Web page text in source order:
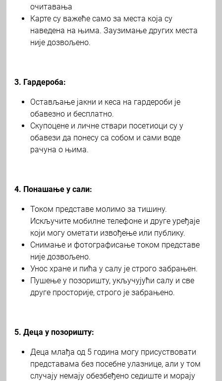
очитавања
Карте су важеће само за места која су
наведена на њима. Заузимање других места
није дозвољено.
3. Гардероба:
Остављање јакни и кеса на гардероби је
обавезно и бесплатно.
Скупоцене и личне ствари посетиоци су у
обавези да понесу са собом и сами воде
рачуна о њима.
4. Понашање у сали:
Током представе молимо за тишину.
Искључите мобилне телефоне и друге уређаје
који могу ометати извођење или публику.
Снимање и фотографисање током представе
није дозвољено.
Унос хране и пића у салу је строго забрањен.
Пушење у позоришту, укључујући салу и све
друге просторије, строго је забрањено.
5. Деца у позоришту:
Деца млађа од 5 година могу присуствовати
представама без посебне улазнице, али у том
случају немају обезбеђено седиште и морају